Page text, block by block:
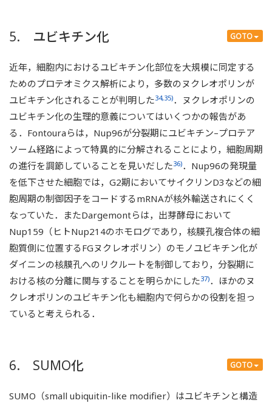
GOTO
5. ユビキチン化
近年，細胞内におけるユビキチン化部位を大規模に同定する
ためのプロテオミクス解析により，多数のヌクレオポリンが
ユビキチン化されることが判明した34,35)．ヌクレオポリンの
ユビキチン化の生理的意義についてはいくつかの報告があ
る．Fontouraらは，Nup96が分裂期にユビキチン–プロテア
ソーム経路によって特異的に分解されることにより，細胞周期
の進行を調節していることを見いだした36)．Nup96の発現量
を低下させた細胞では，G2期においてサイクリンD3などの細
胞周期の制御因子をコードするmRNAが核外輸送されにくく
なっていた．またDargemontらは，出芽酵母において
Nup159（ヒトNup214のホモログであり，核膜孔複合体の細
胞質側に位置するFGヌクレオポリン）のモノユビキチン化が
ダイニンの核膜孔へのリクルートを制御しており，分裂期に
おける核の分離に関与することを明らかにした37)．ほかのヌ
クレオポリンのユビキチン化も細胞内で何らかの役割を担っ
ていると考えられる．
GOTO
6. SUMO化
SUMO（small ubiquitin-like modifier）はユビキチンと構造